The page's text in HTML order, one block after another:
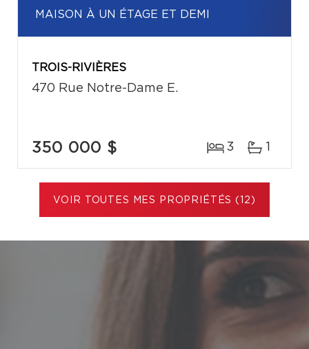
MAISON À UN ÉTAGE ET DEMI
TROIS-RIVIÈRES
470 Rue Notre-Dame E.
350 000 $ 3 1
VOIR TOUTES MES PROPRIÉTÉS (12)